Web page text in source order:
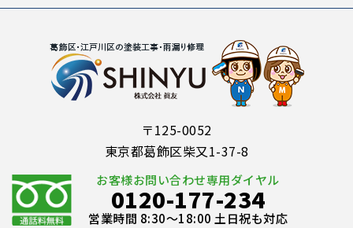
〒125-0052
東京都葛飾区柴又1-37-8
お客様お問い合わせ専用ダイヤル
0120-177-234
営業時間 8:30～18:00 土日祝も対応